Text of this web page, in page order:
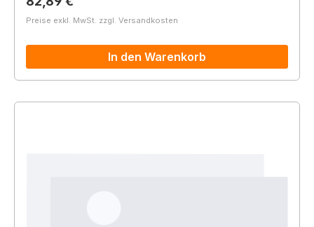
Preise exkl. MwSt. zzgl. Versandkosten
In den Warenkorb